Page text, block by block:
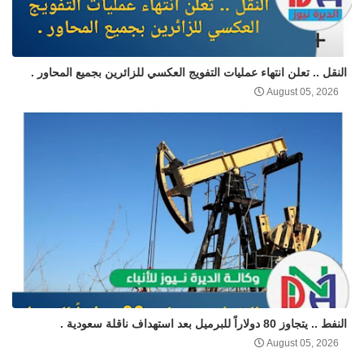
النقل .. تعلن انتهاء عمليات التفويج العكسي للزائرين بجميع المحاور .
August 05, 2026
النفط .. يتجاوز 80 دولاراً للبرميل بعد استهداف ناقلة سعودية .
August 05, 2026